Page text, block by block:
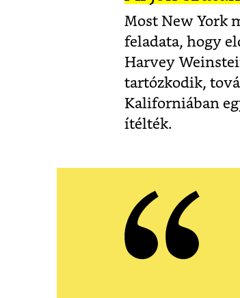
Most New York
feladata, hogy
Harvey
tartózkodik,
Kaliforniában
ítélték.